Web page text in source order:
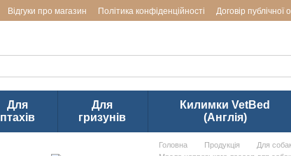
Відгуки про магазин Політика конфіденційності Договір публічної
Для
птахів
Для
гризунів
Килимки VetBed
(Англія)
Головна Продукція Для